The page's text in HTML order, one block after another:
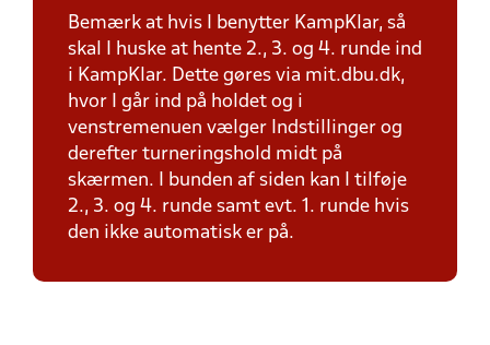
Bemærk at hvis I benytter KampKlar, så
skal I huske at hente 2., 3. og 4. runde ind
i KampKlar. Dette gøres via mit.dbu.dk,
hvor I går ind på holdet og i
venstremenuen vælger Indstillinger og
derefter turneringshold midt på
skærmen. I bunden af siden kan I tilføje
2., 3. og 4. runde samt evt. 1. runde hvis
den ikke automatisk er på.